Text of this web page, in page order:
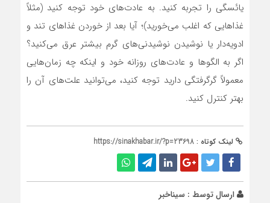
یائسگی را تجربه کنید. به عادت‌های خود توجه کنید (مثلاً
غذاهایی که اغلب می‌خورید)؛ آیا بعد از خوردن غذاهای تند و
ادویه‌دار یا نوشیدن نوشیدنی‌های گرم بیشتر عرق می‌کنید؟
اگر به الگوها و عادت‌های روزانه خود و اینکه چه زمان‌هایی
معمولاً گرگرفتگی دارید توجه کنید، می‌توانید علت‌های آن را
بهتر کنترل کنید.
لینک کوتاه : https://sinakhabar.ir/?p=23698
ارسال توسط : سیناخبر